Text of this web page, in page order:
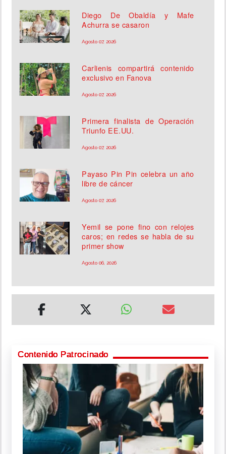
Diego De Obaldía y Mafe
Achurra se casaron
Agosto 07, 2026
Carlienis compartirá contenido
exclusivo en Fanova
Agosto 07, 2026
Primera finalista de Operación
Triunfo EE.UU.
Agosto 07, 2026
Payaso Pin Pin celebra un año
libre de cáncer
Agosto 07, 2026
Yemil se pone fino con relojes
caros; en redes se habla de su
primer show
Agosto 06, 2026
Contenido Patrocinado